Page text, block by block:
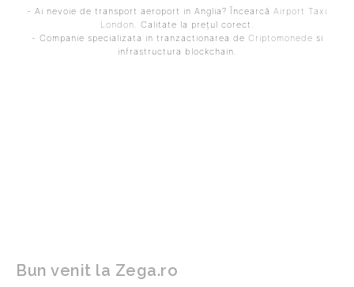
- Ai nevoie de transport aeroport in Anglia? Încearcă Airport Taxi
London . Calitate la prețul corect.
- Companie specializata in tranzactionarea de Criptomonede si
infrastructura blockchain.
Bun venit la Zega.ro